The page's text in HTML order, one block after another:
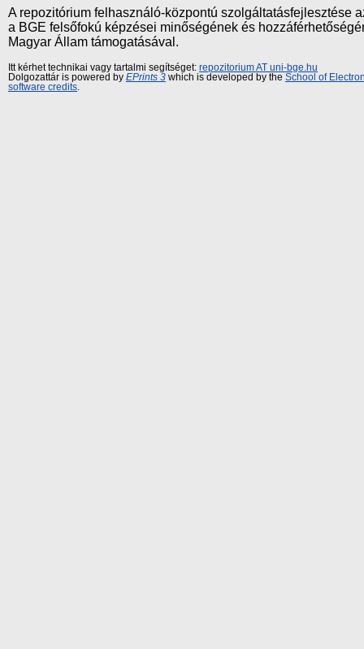
A repozitórium felhasználó-központú szolgáltatásfejlesztése
a BGE felsőfokú képzései minőségének és
Magyar Állam támogatásával.
Itt kérhet technikai vagy tartalmi segítséget: repozitorium AT uni-bge.hu
Dolgozattár is powered by EPrints 3 which is developed by the School of
software credits